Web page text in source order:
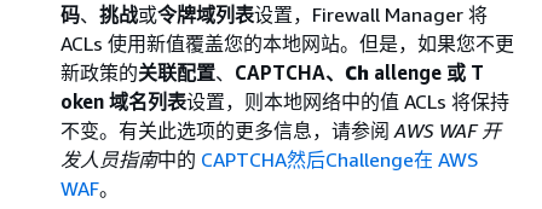
码、 挑战或令牌域列表设置，Firewall Manager 将
ACLs 使用新值覆盖您的本地网站。但是，如果您不更
新政策的关联配置、 CAPTCHA、 Ch allenge 或 T
oken 域名列表设置，则本地网络中的值 ACLs 将保持
不变。有关此选项的更多信息，请参阅 AWS WAF 开
发人员指南中的 CAPTCHA然后Challenge在 AWS
WAF。